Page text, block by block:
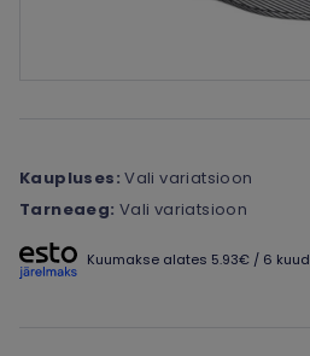
Kaupluses: Vali variatsioon
Tarneaeg: Vali variatsioon
Kuumakse alates 5.93€ / 6 kuud